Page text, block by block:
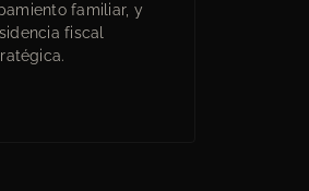
familiar, y
fiscal